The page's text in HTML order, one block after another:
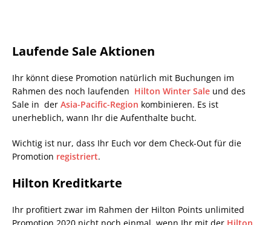
Laufende Sale Aktionen
Ihr könnt diese Promotion natürlich mit Buchungen im
Rahmen des noch laufenden Hilton Winter Sale und des
Sale in der Asia-Pacific-Region kombinieren. Es ist
unerheblich, wann Ihr die Aufenthalte bucht.
Wichtig ist nur, dass Ihr Euch vor dem Check-Out für die
Promotion registriert.
Hilton Kreditkarte
Ihr profitiert zwar im Rahmen der Hilton Points unlimited
Promotion 2020 nicht noch einmal, wenn Ihr mit der Hilton